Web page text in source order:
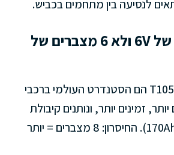
למה 8 מצברים של 6V ולא 6 מצברים של
מצברי T105 (6V 225Ah) הם הסטנדרט העולמי ברכבי
זמינים יותר, ונותנים קיבולת
גבוהה (225Ah מול 170Ah). החיסרון: 8 מצברים = יותר